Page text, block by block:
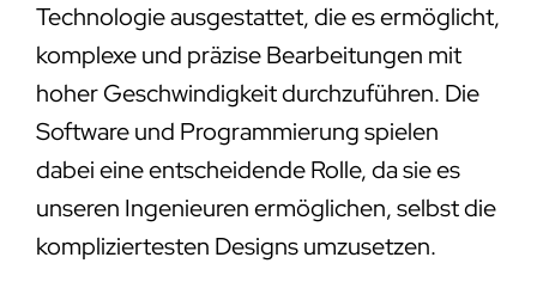
Technologie ausgestattet, die es ermöglicht,
komplexe und präzise Bearbeitungen mit
hoher Geschwindigkeit durchzuführen. Die
Software und Programmierung spielen
dabei eine entscheidende Rolle, da sie es
unseren Ingenieuren ermöglichen, selbst die
kompliziertesten Designs umzusetzen.